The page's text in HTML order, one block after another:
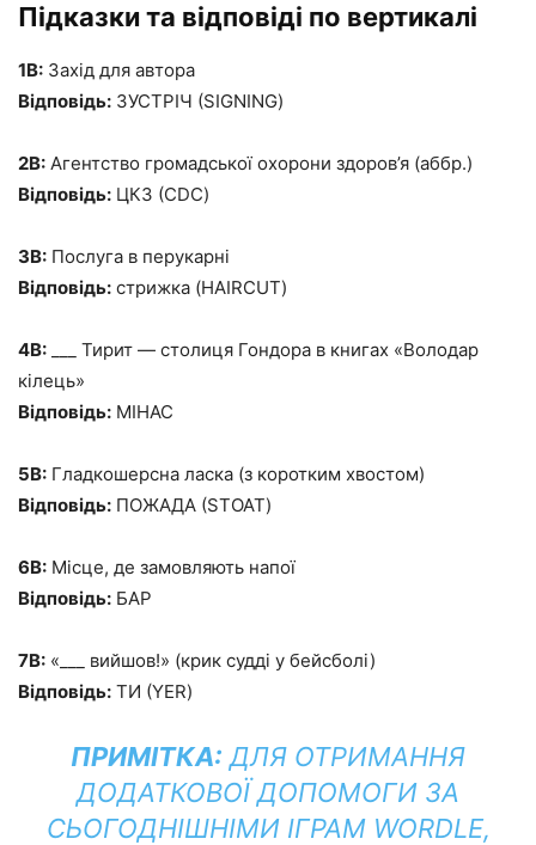
Підказки та відповіді по вертикалі
1В: Захід для автора
Відповідь: ЗУСТРІЧ (SIGNING)
2В: Агентство громадської охорони здоров’я (аббр.)
Відповідь: ЦКЗ (CDC)
3В: Послуга в перукарні
Відповідь: стрижка (HAIRCUT)
4В: ___ Тирит — столиця Гондора в книгах «Володар
кілець»
Відповідь: МІНАС
5В: Гладкошерсна ласка (з коротким хвостом)
Відповідь: ПОЖАДА (STOAT)
6В: Місце, де замовляють напої
Відповідь: БАР
7В: «___ вийшов!» (крик судді у бейсболі)
Відповідь: ТИ (YER)
ПРИМІТКА: ДЛЯ ОТРИМАННЯ
ДОДАТКОВОЇ ДОПОМОГИ ЗА
СЬОГОДНІШНІМИ ІГРАМ WORDLE,